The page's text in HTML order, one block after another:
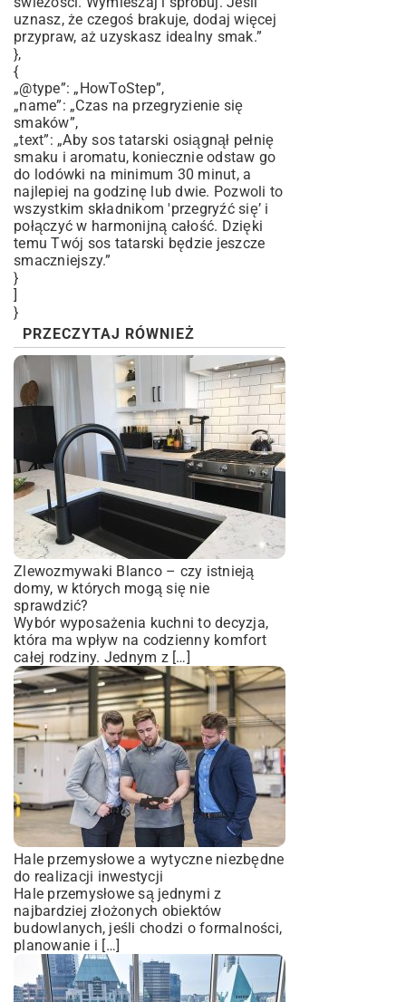
uznasz, że czegoś brakuje, dodaj więcej
przypraw, aż uzyskasz idealny smak.”
},
{
„@type”: „HowToStep”,
„name”: „Czas na przegryzienie się
smaków”,
„text”: „Aby sos tatarski osiągnął pełnię
smaku i aromatu, koniecznie odstaw go
do lodówki na minimum 30 minut, a
najlepiej na godzinę lub dwie. Pozwoli to
wszystkim składnikom 'przegryźć się’ i
połączyć w harmonijną całość. Dzięki
temu Twój sos tatarski będzie jeszcze
smaczniejszy.”
}
]
}
PRZECZYTAJ RÓWNIEŻ
Zlewozmywaki Blanco – czy istnieją
domy, w których mogą się nie
sprawdzić?
Wybór wyposażenia kuchni to decyzja,
która ma wpływ na codzienny komfort
całej rodziny. Jednym z […]
Hale przemysłowe a wytyczne niezbędne
do realizacji inwestycji
Hale przemysłowe są jednymi z
najbardziej złożonych obiektów
budowlanych, jeśli chodzi o formalności,
planowanie i […]